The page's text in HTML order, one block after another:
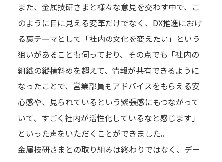
TOP
トップ
ARTICLES
DX事例一覧
また、金属技研さまと様々な意見を交わす中で、こ
のように目に見える変革だけでなく、DX推進におけ
る裏テーマとして「社内の文化を変えたい」という
狙いがあることも伺っており、その点でも「社内の
組織の縦横斜めを超えて、情報が共有できるように
なったことで、営業部員もアドバイスをもらえる安
心感や、見られているという緊張感にもつながって
いて、すごく社内が活性化しているなと感じます」
といった声をいただくことができました。
金属技研さまとの取り組みは終わりではなく、デー